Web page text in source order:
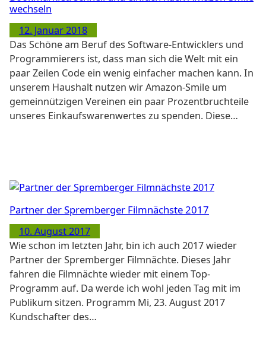
wechseln
12. Januar 2018
Das Schöne am Beruf des Software-Entwicklers und
Programmierers ist, dass man sich die Welt mit ein
paar Zeilen Code ein wenig einfacher machen kann. In
unserem Haushalt nutzen wir Amazon-Smile um
gemeinnützigen Vereinen ein paar Prozentbruchteile
unseres Einkaufswarenwertes zu spenden. Diese…
Partner der Spremberger Filmnächste 2017
10. August 2017
Wie schon im letzten Jahr, bin ich auch 2017 wieder
Partner der Spremberger Filmnächte. Dieses Jahr
fahren die Filmnächte wieder mit einem Top-
Programm auf. Da werde ich wohl jeden Tag mit im
Publikum sitzen. Programm Mi, 23. August 2017
Kundschafter des…